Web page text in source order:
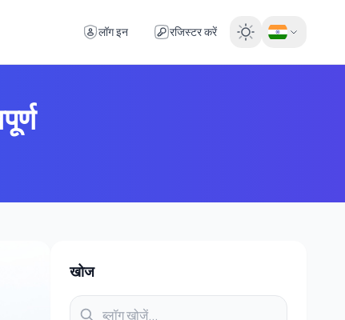
लॉग इन रजिस्टर करें
खोज